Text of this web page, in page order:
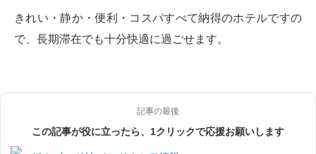
きれい・静か・便利・コスパすべて納得のホテルですの
で、長期滞在でも十分快適に過ごせます。
記事の最後
この記事が役に立ったら、1クリックで応援お願いします